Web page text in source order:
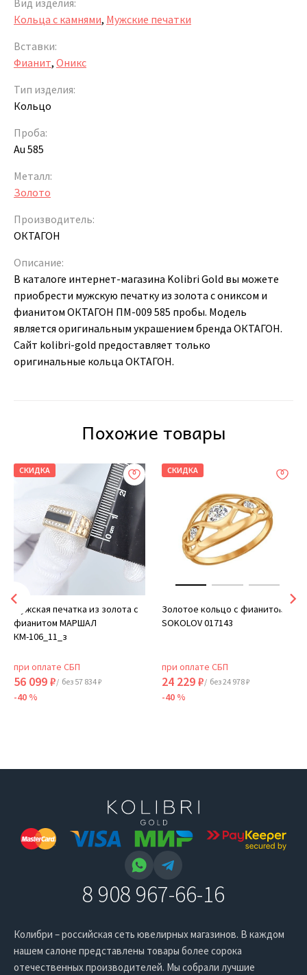
Кольца с камнями, Мужские печатки
Вставки:
Фианит, Оникс
Тип изделия:
Кольцо
Проба:
Au 585
Металл:
Золото
Производитель:
ОКТАГОН
Описание:
В каталоге интернет-магазина Kolibri Gold вы можете
приобрести мужскую печатку из золота с ониксом и
фианитом ОКТАГОН ПМ-009 585 пробы. Модель
является оригинальным украшением бренда ОКТАГОН.
Сайт kolibri-gold предоставляет только
оригинальные кольца ОКТАГОН.
Похожие товары
СКИДКА
Мужская печатка из золота с
фианитом МАРШАЛ
КМ-106_11_з
при оплате СБП
56 099 ₽/ без 57 834 ₽
-40 %
СКИДКА
Золотое кольцо с фианитом
SOKOLOV 017143
при оплате СБП
24 229 ₽/ без 24 978 ₽
-40 %
8 908 967-66-16
Колибри – российская сеть ювелирных магазинов. В каждом
нашем салоне представлены товары более сорока
отечественных производителей. Мы собрали лучшие